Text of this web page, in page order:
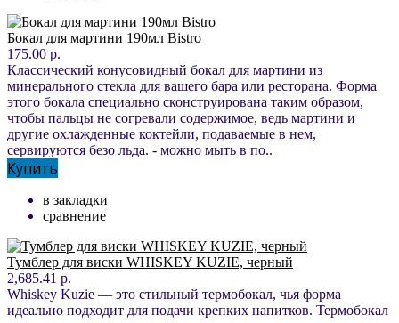
Бокал для мартини 190мл Bistro
175.00 р.
Классический конусовидный бокал для мартини из
минерального стекла для вашего бара или ресторана. Форма
этого бокала специально сконструирована таким образом,
чтобы пальцы не согревали содержимое, ведь мартини и
другие охлажденные коктейли, подаваемые в нем,
сервируются безо льда. - можно мыть в по..
Купить
в закладки
сравнение
Тумблер для виски WHISKEY KUZIE, черный
2,685.41 р.
Whiskey Kuzie — это стильный термобокал, чья форма
идеально подходит для подачи крепких напитков. Термобокал